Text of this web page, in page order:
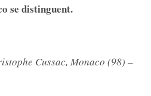
se distinguent.
Cussac, Monaco (98) –